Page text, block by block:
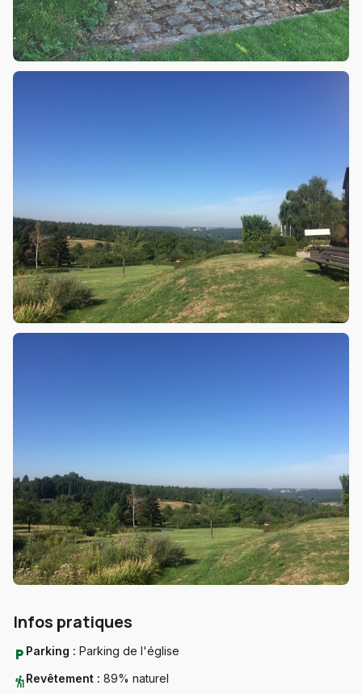
Infos pratiques
local_parking Parking : Parking de l'église
hikingRevêtement : 89% naturel